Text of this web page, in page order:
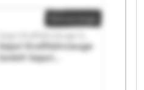
Sejari Kraftfahrzeuge
GmbH Sejari